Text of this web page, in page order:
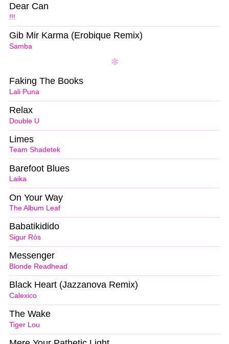
!!!
Dear Can
Samba
Gib Mir Karma (Erobique Remix)
Lali Puna
Faking The Books
Double U
Relax
Team Shadetek
Limes
Laika
Barefoot Blues
The Album Leaf
On Your Way
Sigur Rós
Babatikidido
Blonde Readhead
Messenger
Calexico
Black Heart (Jazzanova Remix)
Tiger Lou
The Wake